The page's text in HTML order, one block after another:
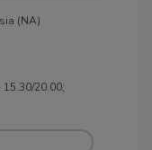
(NA)
20.00;